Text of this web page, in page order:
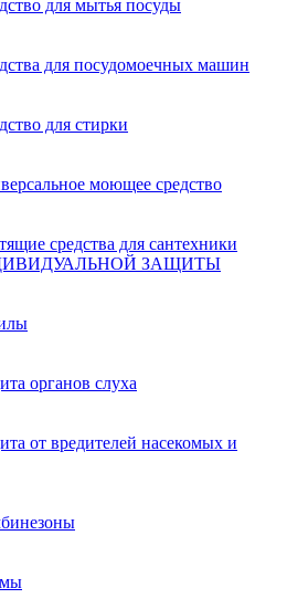
для мытья посуды
для посудомоечных машин
для стирки
моющее средство
средства для сантехники
ЗАЩИТЫ
органов слуха
от вредителей насекомых и